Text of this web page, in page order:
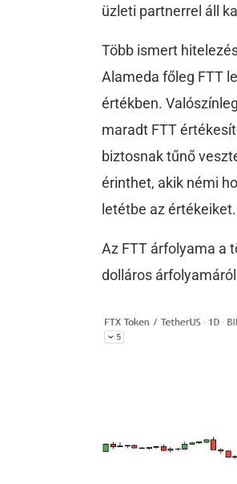
üzleti partnerrel áll
Több ismert
Alameda főleg FTT
értékben.
maradt FTT
biztosnak tűnő
érinthet, akik némi
letétbe az értékeiket.
Az FTT árfolyama a
dolláros